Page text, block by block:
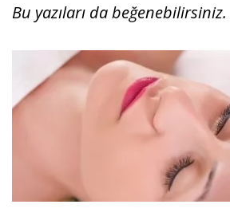
Bu yazıları da beğenebilirsiniz.